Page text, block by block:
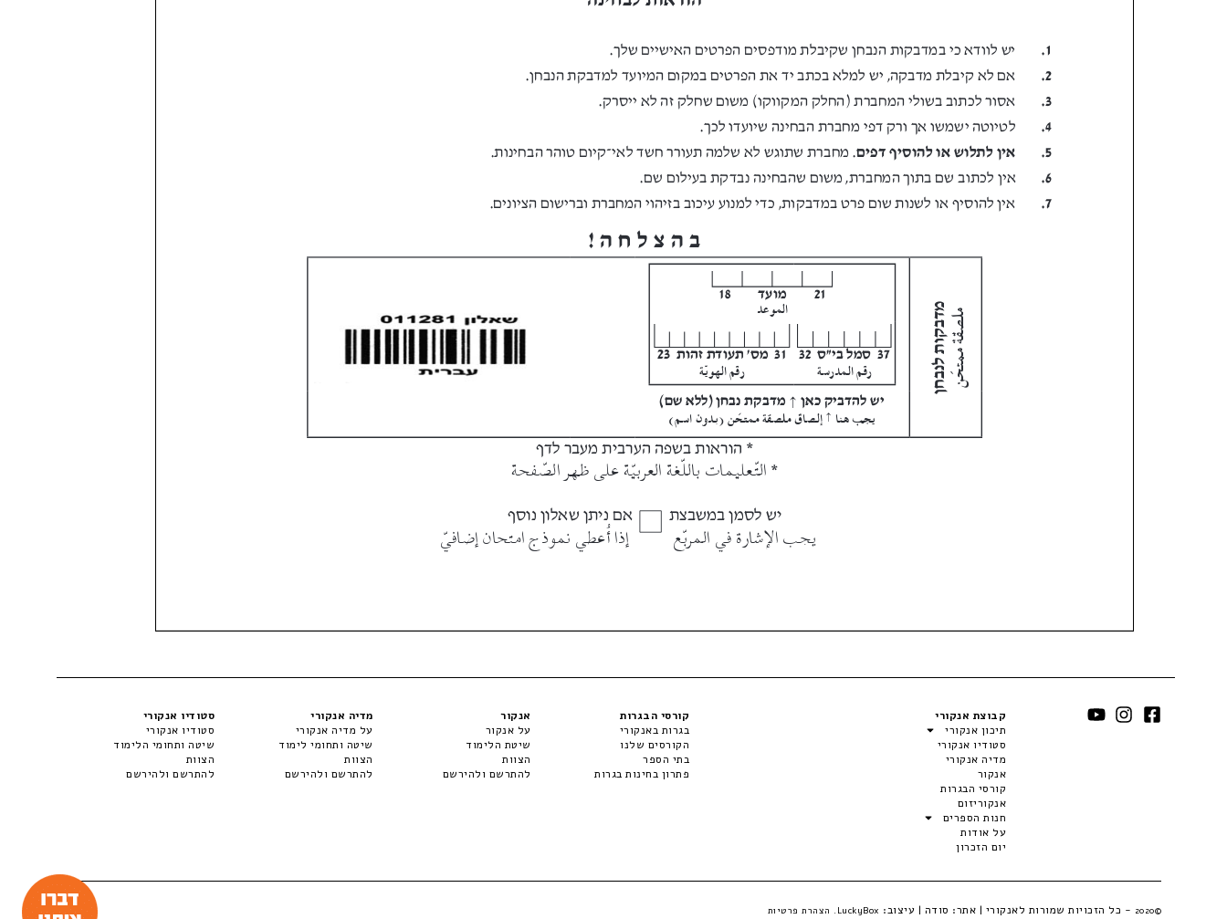
קבוצת אנקורי
תיכון אנקורי
סטודיו אנקורי
מדיה אנקורי
אנקור
קורסי הבגרות
אנקוריזום
חנות הספרים
על אודות
יום הזכרון
קורסי הבגרות
בגרות באנקורי
הקורסים שלנו
בתי הספר
פתרון בחינות בגרות
אנקור
על אנקור
שיטת הלימוד
הצוות
להתרשם ולהירשם
מדיה אנקורי
על מדיה אנקורי
שיטה ותחומי לימוד
הצוות
להתרשם ולהירשם
סטודיו אנקורי
סטודיו אנקורי
שיטה ותחומי הלימוד
הצוות
להתרשם ולהירשם
©2020 - כל הזכויות שמורות לאנקורי | אתר: סודה | עיצוב: LuckyBox. הצהרת פרטיות